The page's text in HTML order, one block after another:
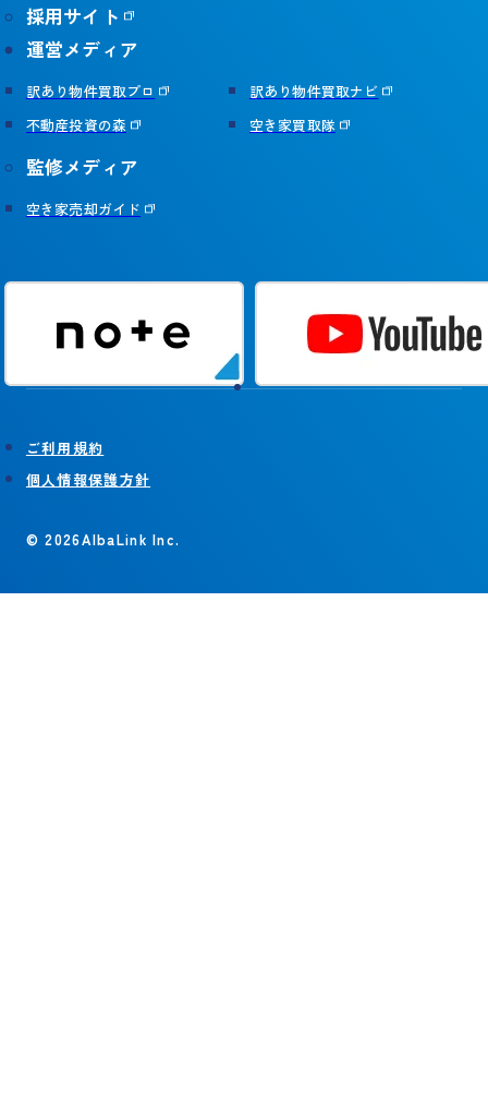
採用サイト
運営メディア
訳あり物件買取プロ
訳あり物件買取ナビ
不動産投資の森
空き家買取隊
監修メディア
空き家売却ガイド
ご利用規約
個人情報保護方針
© 2026AlbaLink Inc.